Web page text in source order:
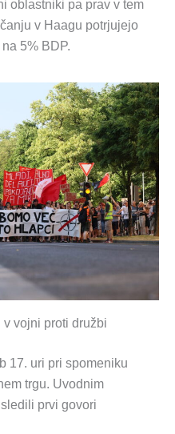
oblastniki pa prav v tem
v Haagu potrjujejo
5% BDP.
v vojni proti družbi
17. uri pri spomeniku
trgu. Uvodnim
prvi govori